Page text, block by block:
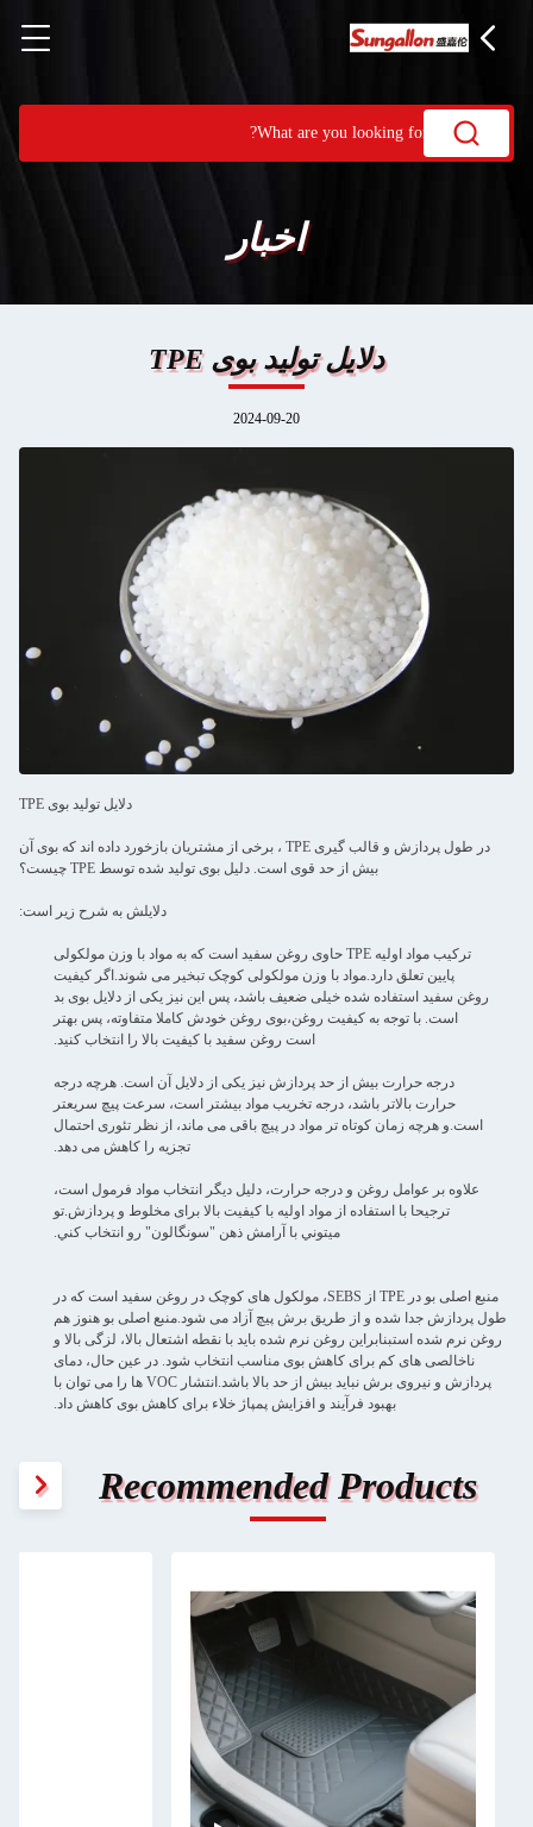
اخبار
دلایل تولید بوی TPE
2024-09-20
دلایل تولید بوی TPE
در طول پردازش و قالب گیری TPE ، برخی از مشتریان بازخورد داده اند که بوی آن
بیش از حد قوی است. دلیل بوی تولید شده توسط TPE چیست؟
دلايلش به شرح زير است:
ترکیب مواد اولیه TPE حاوی روغن سفید است که به مواد با وزن مولکولی
پایین تعلق دارد.مواد با وزن مولکولی کوچک تبخیر می شوند.اگر کیفیت
روغن سفید استفاده شده خیلی ضعیف باشد، پس این نیز یکی از دلایل بوی بد
است. با توجه به کیفیت روغن،بوی روغن خودش کاملا متفاوته، پس بهتر
است روغن سفید با کیفیت بالا را انتخاب کنید.
درجه حرارت بیش از حد پردازش نیز یکی از دلایل آن است. هرچه درجه
حرارت بالاتر باشد، درجه تخریب مواد بیشتر است، سرعت پیچ سریعتر
است.و هرچه زمان کوتاه تر مواد در پیچ باقی می ماند، از نظر تئوری احتمال
تجزیه را کاهش می دهد.
علاوه بر عوامل روغن و درجه حرارت، دلیل دیگر انتخاب مواد فرمول است،
ترجیحا با استفاده از مواد اولیه با کیفیت بالا برای مخلوط و پردازش.تو
ميتوني با آرامش ذهن "سونگالون" رو انتخاب کني.
منبع اصلی بو در TPE از SEBS، مولکول های کوچک در روغن سفید است که در
طول پردازش جدا شده و از طریق برش پیچ آزاد می شود.منبع اصلی بو هنوز هم
روغن نرم شده استبنابراین روغن نرم شده باید با نقطه اشتعال بالا، لزگی بالا و
ناخالصی های کم برای کاهش بوی مناسب انتخاب شود. در عین حال، دمای
پردازش و نیروی برش نباید بیش از حد بالا باشد.انتشار VOC ها را می توان با
بهبود فرآیند و افزایش پمپاژ خلاء برای کاهش بوی کاهش داد.
Recommended Products